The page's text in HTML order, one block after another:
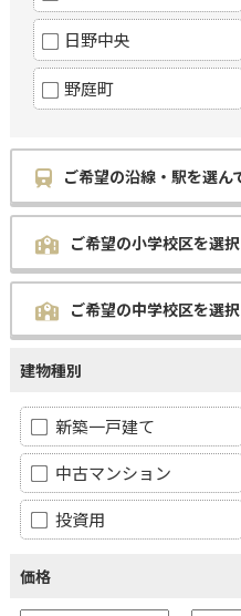
日野中央
野庭町
ご希望の沿線・駅を選ん
ご希望の小学校区を選
ご希望の中学校区を選
建物種別
新築一戸建て
中古マンション
投資用
価格